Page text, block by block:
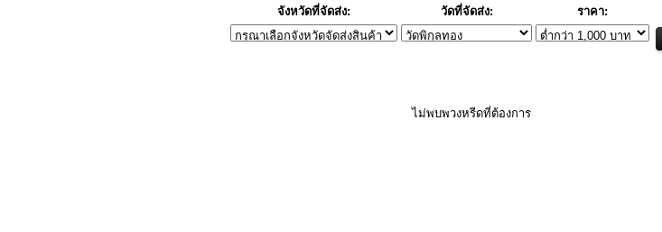
จังหวัดที่จัดส่ง: วัดที่จัดส่ง: ราคา:
ไม่พบพวงหรีดที่ต้องการ